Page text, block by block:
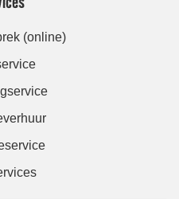
(online)